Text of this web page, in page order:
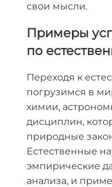
свои мысли.
Примеры
по
Переходя к
погрузимся в
химии,
дисциплин,
природные
Естественные
эмпирические
анализа, и